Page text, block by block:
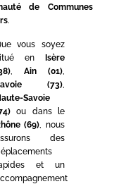
de Communes
.
vous soyez
en Isère
, Ain (01)
(73)
Savoie
ou dans le
(69) , nous
des
et un